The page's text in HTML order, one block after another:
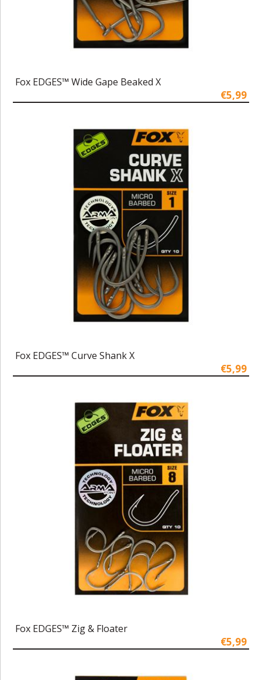
Fox EDGES™ Wide Gape Beaked X
€5,99
Fox EDGES™ Curve Shank X
€5,99
Fox EDGES™ Zig & Floater
€5,99